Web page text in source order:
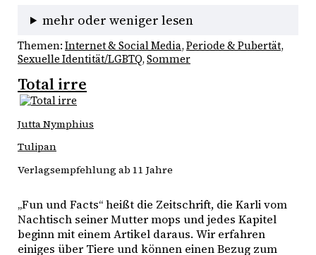
mehr oder weniger lesen
Themen: Internet & Social Media, Periode & Pubertät
Sexuelle Identität/LGBTQ, Sommer
Total irre
Jutta Nymphius
Tulipan
Verlagsempfehlung ab 11 Jahre
„Fun und Facts“ heißt die Zeitschrift, die Karli vom
Nachtisch seiner Mutter mops und jedes Kapitel
beginn mit einem Artikel daraus. Wir erfahren
einiges über Tiere und können einen Bezug zum